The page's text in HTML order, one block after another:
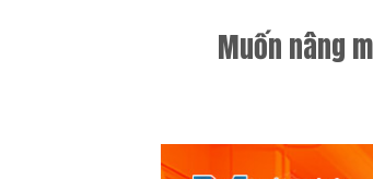
Muốn nâng